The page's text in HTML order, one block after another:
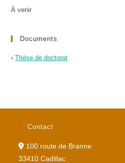
À venir
Documents
›Thèse de doctorat
Contact
100 route de Branne
33410 Cadillac